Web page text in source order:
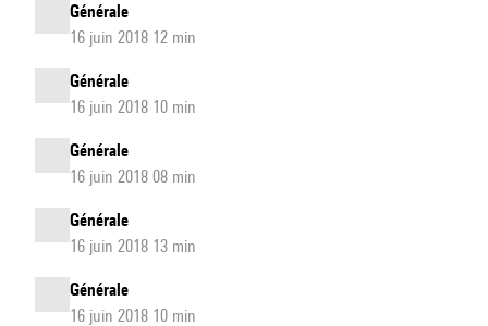
Générale
16 juin 2018 12 min
Générale
16 juin 2018 10 min
Générale
16 juin 2018 08 min
Générale
16 juin 2018 13 min
Générale
16 juin 2018 10 min